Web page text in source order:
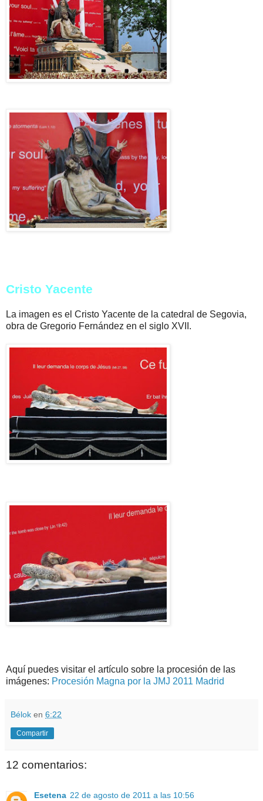
Cristo Yacente
La imagen es el Cristo Yacente de la catedral de Segovia,
obra de Gregorio Fernández en el siglo XVII.
Aquí puedes visitar el artículo sobre la procesión de las
imágenes: Procesión Magna por la JMJ 2011 Madrid
Bélok en 6:22
Compartir
12 comentarios:
Esetena 22 de agosto de 2011 a las 10:56